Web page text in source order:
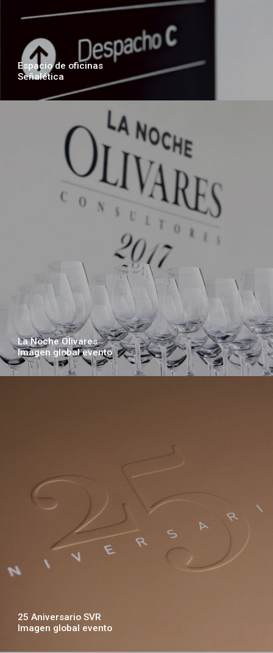
Espacio de oficinas
Señalética
La Noche Olivares
Imagen global evento
25 Aniversario SVR
Imagen global evento